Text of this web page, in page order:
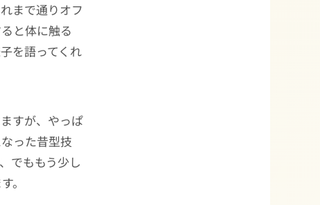
まで通りオフ
と体に触る
を語ってくれ
すが、やっぱ
った昔型技
でももう少し
。